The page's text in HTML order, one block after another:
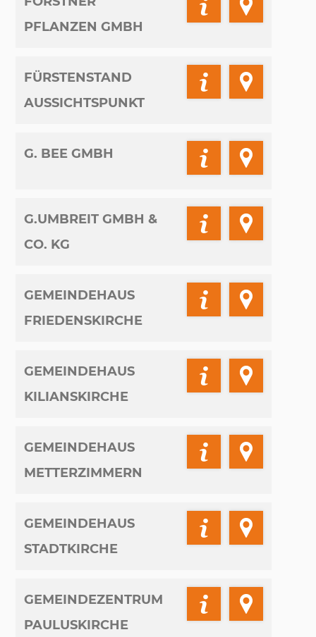
PFLANZEN GMBH
FÜRSTENSTAND
AUSSICHTSPUNKT
G. BEE GMBH
G.UMBREIT GMBH &
CO. KG
GEMEINDEHAUS
FRIEDENSKIRCHE
GEMEINDEHAUS
KILIANSKIRCHE
GEMEINDEHAUS
METTERZIMMERN
GEMEINDEHAUS
STADTKIRCHE
GEMEINDEZENTRUM
PAULUSKIRCHE